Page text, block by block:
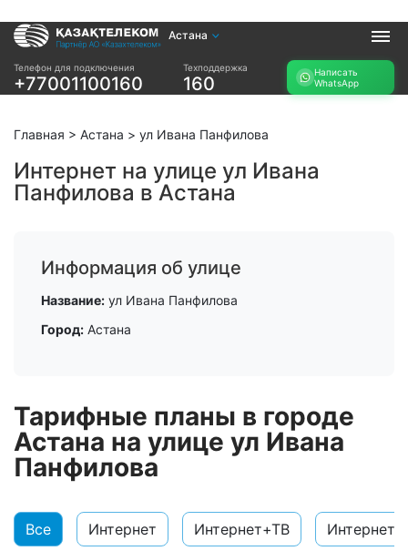
Астана
Телефон для подключения
+77001100160
Техподдержка
160
Написать
WhatsApp
Услуги
Интернет и ТВ в
Интернет и ТВ в
Интернет в офис
Прочее
возможность
названию ЖК
подбор тарифа
Подключиться к
Главная > Астана > ул Ивана Панфилова
Интернет на улице ул Ивана
Панфилова в Астана
Информация об улице
Название: ул Ивана Панфилова
Город: Астана
Тарифные планы в городе
Астана на улице ул Ивана
Панфилова
Все Интернет Интернет+ТВ